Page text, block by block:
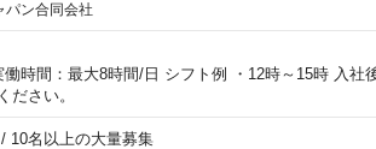
パン合同会社
働時間：最大8時間/日 シフト例 ・12時～15時 入社
ださい。
10名以上の大量募集